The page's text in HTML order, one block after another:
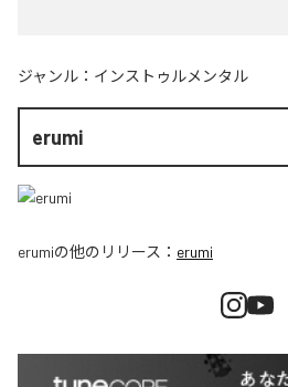
ジャンル： インストゥルメンタル
erumi
erumiの他のリリース： erumi